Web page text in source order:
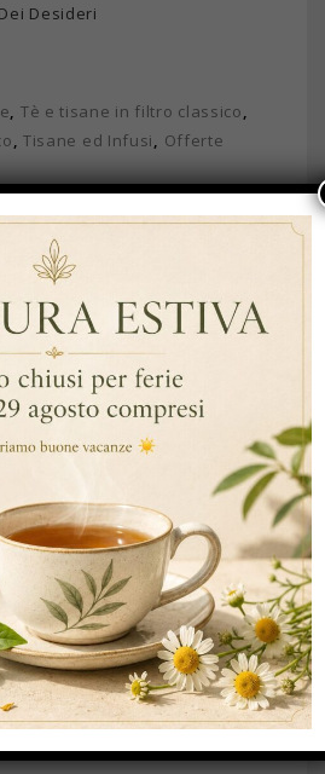
Desideri
, Tè e tisane in filtro classico,
, Tisane ed Infusi, Offerte
AGGIUNTIVE
Infuso